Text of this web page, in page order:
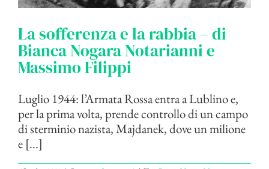
La sofferenza e la rabbia – di
Bianca Nogara Notarianni e
Massimo Filippi
Luglio 1944: l’Armata Rossa entra a Lublino e,
per la prima volta, prende controllo di un campo
di sterminio nazista, Majdanek, dove un milione
e [...]